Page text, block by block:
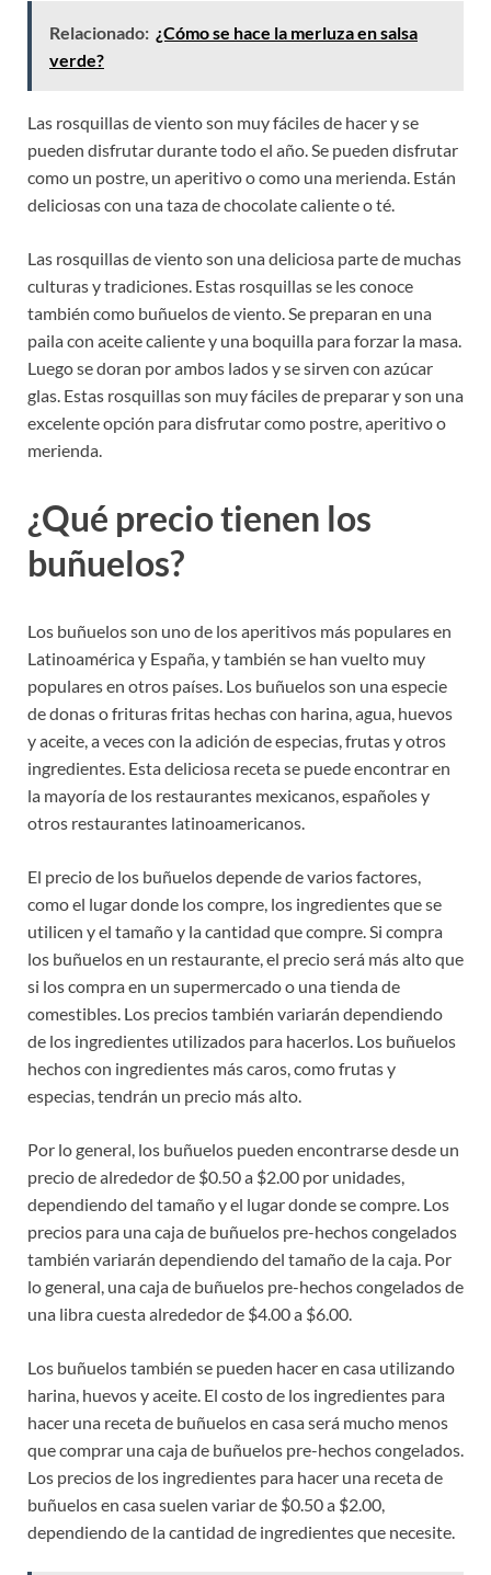
Relacionado: ¿Cómo se hace la merluza en salsa
verde?
Las rosquillas de viento son muy fáciles de hacer y se
pueden disfrutar durante todo el año. Se pueden disfrutar
como un postre, un aperitivo o como una merienda. Están
deliciosas con una taza de chocolate caliente o té.
Las rosquillas de viento son una deliciosa parte de muchas
culturas y tradiciones. Estas rosquillas se les conoce
también como buñuelos de viento. Se preparan en una
paila con aceite caliente y una boquilla para forzar la masa.
Luego se doran por ambos lados y se sirven con azúcar
glas. Estas rosquillas son muy fáciles de preparar y son una
excelente opción para disfrutar como postre, aperitivo o
merienda.
¿Qué precio tienen los
buñuelos?
Los buñuelos son uno de los aperitivos más populares en
Latinoamérica y España, y también se han vuelto muy
populares en otros países. Los buñuelos son una especie
de donas o frituras fritas hechas con harina, agua, huevos
y aceite, a veces con la adición de especias, frutas y otros
ingredientes. Esta deliciosa receta se puede encontrar en
la mayoría de los restaurantes mexicanos, españoles y
otros restaurantes latinoamericanos.
El precio de los buñuelos depende de varios factores,
como el lugar donde los compre, los ingredientes que se
utilicen y el tamaño y la cantidad que compre. Si compra
los buñuelos en un restaurante, el precio será más alto que
si los compra en un supermercado o una tienda de
comestibles. Los precios también variarán dependiendo
de los ingredientes utilizados para hacerlos. Los buñuelos
hechos con ingredientes más caros, como frutas y
especias, tendrán un precio más alto.
Por lo general, los buñuelos pueden encontrarse desde un
precio de alrededor de $0.50 a $2.00 por unidades,
dependiendo del tamaño y el lugar donde se compre. Los
precios para una caja de buñuelos pre-hechos congelados
también variarán dependiendo del tamaño de la caja. Por
lo general, una caja de buñuelos pre-hechos congelados de
una libra cuesta alrededor de $4.00 a $6.00.
Los buñuelos también se pueden hacer en casa utilizando
harina, huevos y aceite. El costo de los ingredientes para
hacer una receta de buñuelos en casa será mucho menos
que comprar una caja de buñuelos pre-hechos congelados.
Los precios de los ingredientes para hacer una receta de
buñuelos en casa suelen variar de $0.50 a $2.00,
dependiendo de la cantidad de ingredientes que necesite.